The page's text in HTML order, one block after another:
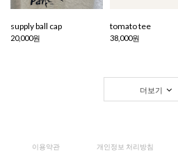
supply ball cap
20,000원
tomato tee
38,000원
더보기
이용약관 개인정보 처리방침